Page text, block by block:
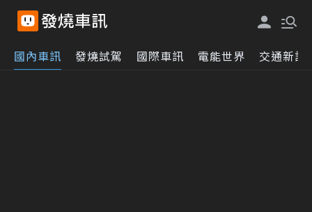
國內車訊 發燒試駕 國際車訊 電能世界 交通新訊